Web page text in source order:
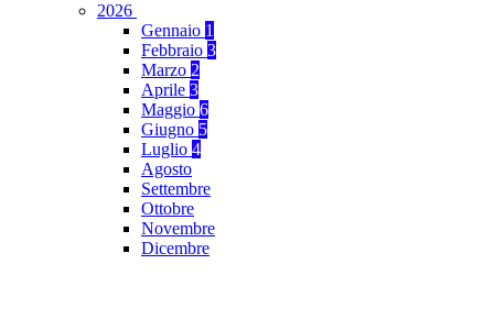
2026
Gennaio 1
Febbraio 3
Marzo 2
Aprile 3
Maggio 6
Giugno 5
Luglio 4
Agosto
Settembre
Ottobre
Novembre
Dicembre